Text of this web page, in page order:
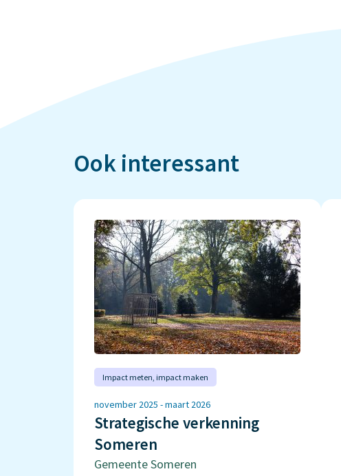
Ook interessant
Impact meten‚ impact maken
november 2025 - maart 2026
Strategische verkenning
Someren
Gemeente Someren